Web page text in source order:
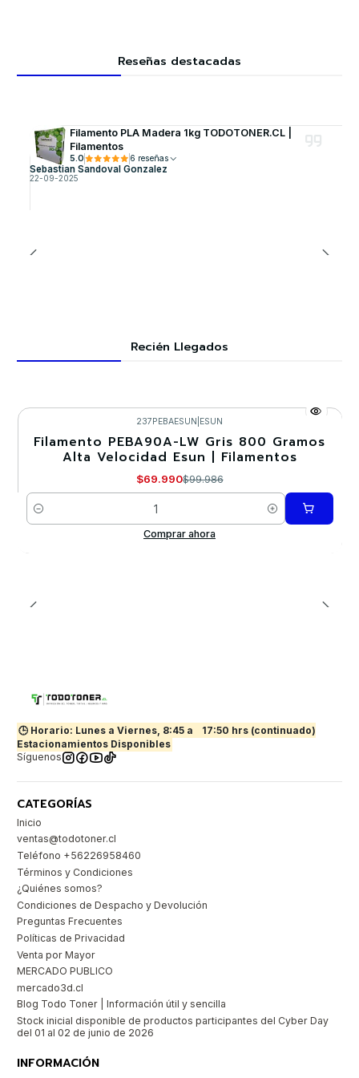
Reseñas destacadas
Filamento PLA Madera 1kg TODOTONER.CL |
Filamentos
5.0 6 reseñas
Sebastian Sandoval Gonzalez
22-09-2025
Recién Llegados
-30%
237PEBAESUN ESUN
Filamento PEBA90A-LW Gris 800 Gramos
Alta Velocidad Esun | Filamentos
$69.990$99.986
Cantidad
Comprar ahora
🕒 Horario: Lunes a Viernes, 8:45 a
17:50 hrs (continuado)
Estacionamientos Disponibles
Síguenos
CATEGORÍAS
Inicio
ventas@todotoner.cl
Teléfono +56226958460
Términos y Condiciones
¿Quiénes somos?
Condiciones de Despacho y Devolución
Preguntas Frecuentes
Políticas de Privacidad
Venta por Mayor
MERCADO PUBLICO
mercado3d.cl
Blog Todo Toner | Información útil y sencilla
Stock inicial disponible de productos participantes del Cyber Day
del 01 al 02 de junio de 2026
INFORMACIÓN